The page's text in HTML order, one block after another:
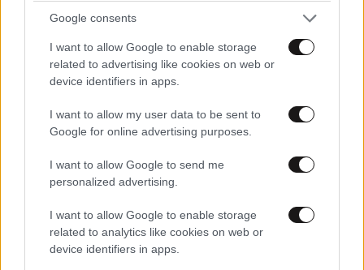
Google consents
I want to allow Google to enable storage
related to advertising like cookies on web or
device identifiers in apps.
I want to allow my user data to be sent to
Google for online advertising purposes.
I want to allow Google to send me
personalized advertising.
I want to allow Google to enable storage
related to analytics like cookies on web or
device identifiers in apps.
Xαρακτήρες: 0/1000
Διαβάστε και ακολουθήστε τους κανόνες σχολιασμού